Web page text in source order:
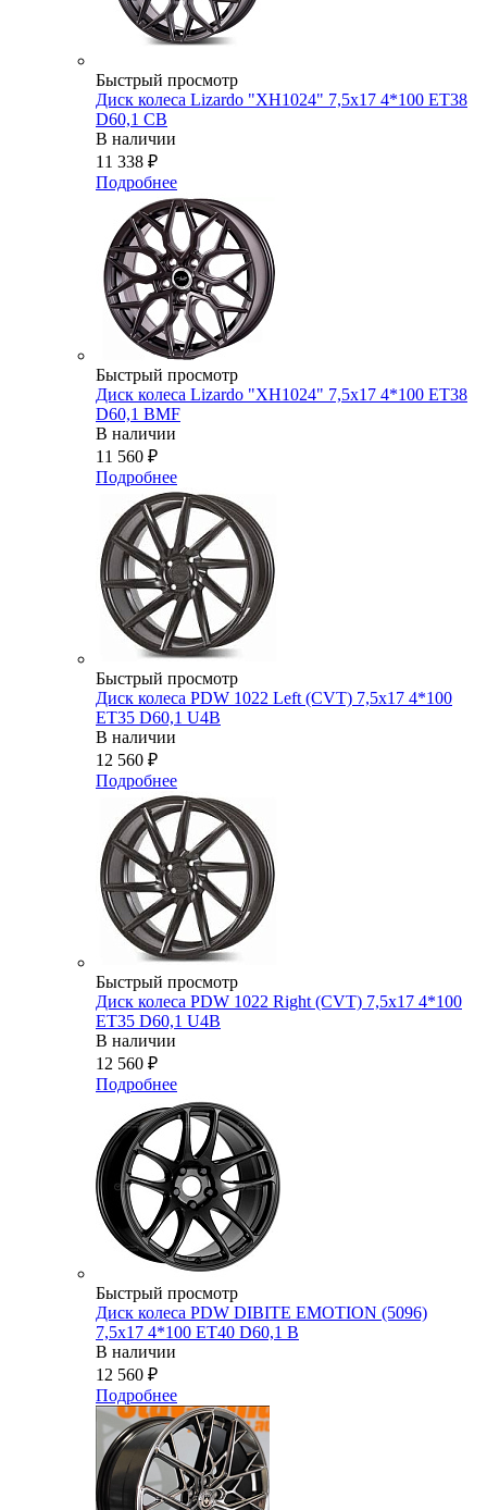
Быстрый просмотр
Диск колеса Lizardo "XH1024" 7,5х17 4*100 ET38
D60,1 CB
В наличии
11 338 ₽
Подробнее
Быстрый просмотр
Диск колеса Lizardo "XH1024" 7,5х17 4*100 ET38
D60,1 BMF
В наличии
11 560 ₽
Подробнее
Быстрый просмотр
Диск колеса PDW 1022 Left (CVT) 7,5x17 4*100
ET35 D60,1 U4B
В наличии
12 560 ₽
Подробнее
Быстрый просмотр
Диск колеса PDW 1022 Right (CVT) 7,5x17 4*100
ET35 D60,1 U4B
В наличии
12 560 ₽
Подробнее
Быстрый просмотр
Диск колеса PDW DIBITE EMOTION (5096)
7,5x17 4*100 ET40 D60,1 B
В наличии
12 560 ₽
Подробнее